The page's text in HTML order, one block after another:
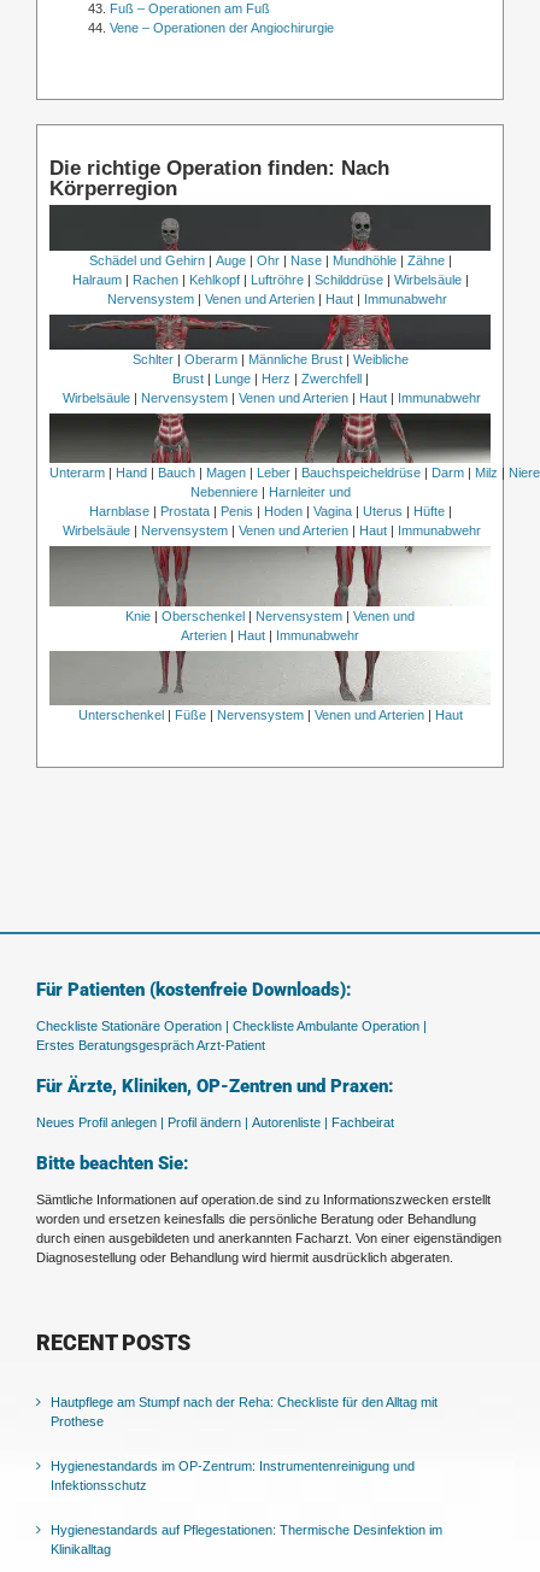
Fuß – Operationen am Fuß
Vene – Operationen der Angiochirurgie
Die richtige Operation finden: Nach
Körperregion
Schädel und Gehirn| Auge| Ohr| Nase| Mundhöhle| Zähne|
Halraum| Rachen| Kehlkopf| Luftröhre| Schilddrüse| Wirbelsäule|
Nervensystem | Venen und Arterien | Haut | Immunabwehr
Schlter| Oberarm| Männliche Brust| Weibliche
Brust| Lunge| Herz | Zwerchfell|
Wirbelsäule | Nervensystem | Venen und Arterien | Haut | Immunabwehr
Unterarm| Hand| Bauch| Magen| Leber| Bauchspeicheldrüse| Darm| Milz |
Nebenniere| Harnleiter und
Harnblase| Prostata| Penis | Hoden| Vagina| Uterus | Hüfte|
Wirbelsäule | Nervensystem | Venen und Arterien | Haut | Immunabwehr
Knie Oberschenkel Nervensystem
Venen und
Arterien
Haut Immunabwehr
Unterschenkel Füße| Nervensystem| Venen und Arterien| Haut
Für Patienten (kostenfreie Downloads):
Checkliste Stationäre Operation | Checkliste Ambulante Operation |
Erstes Beratungsgespräch Arzt-Patient
Für Ärzte, Kliniken, OP-Zentren und Praxen:
Neues Profil anlegen | Profil ändern | Autorenliste | Fachbeirat
Bitte beachten Sie:
Sämtliche Informationen auf operation.de sind zu Informationszwecken erstellt
worden und ersetzen keinesfalls die persönliche Beratung oder Behandlung
durch einen ausgebildeten und anerkannten Facharzt. Von einer eigenständigen
Diagnosestellung oder Behandlung wird hiermit ausdrücklich abgeraten.
RECENT POSTS
Hautpflege am Stumpf nach der Reha: Checkliste für den Alltag mit
Prothese
Hygienestandards im OP-Zentrum: Instrumentenreinigung und
Infektionsschutz
Hygienestandards auf Pflegestationen: Thermische Desinfektion im
Klinikalltag